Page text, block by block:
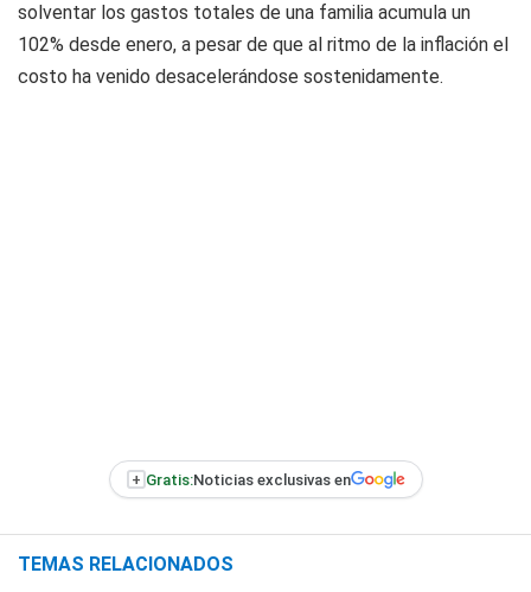
solventar los gastos totales de una familia acumula un
102% desde enero, a pesar de que al ritmo de la inflación el
costo ha venido desacelerándose sostenidamente.
+ Gratis:Noticias exclusivas en
TEMAS RELACIONADOS